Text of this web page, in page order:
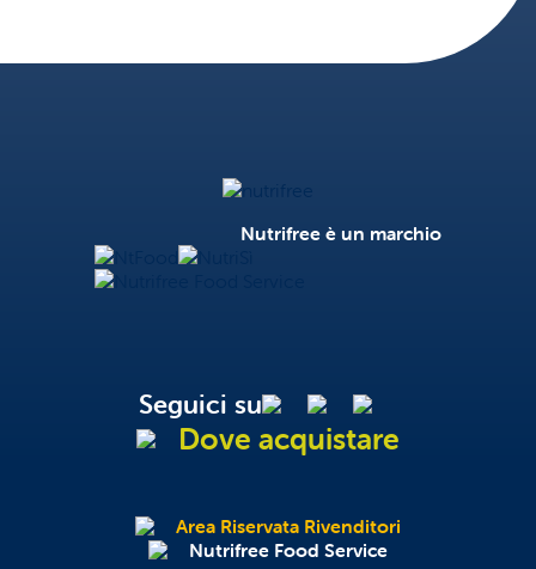
Nutrifree è un marchio
NtFood
Seguici su
Dove acquistare
Area Riservata Rivenditori
Nutrifree Food Service